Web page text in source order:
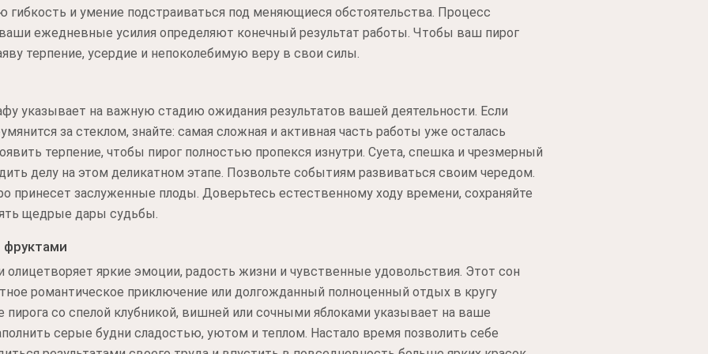
гибкость и умение подстраиваться под меняющиеся обстоятельства. Процесс
ежедневные усилия определяют конечный результат работы. Чтобы ваш пирог
терпение, усердие и непоколебимую веру в свои силы.
указывает на важную стадию ожидания результатов вашей деятельности. Если
за стеклом, знайте: самая сложная и активная часть работы уже осталась
терпение, чтобы пирог полностью пропекся изнутри. Суета, спешка и чрезмерный
делу на этом деликатном этапе. Позвольте событиям развиваться своим чередом.
принесет заслуженные плоды. Доверьтесь естественному ходу времени, сохраняйте
щедрые дары судьбы.
фруктами
яркие эмоции, радость жизни и чувственные удовольствия. Этот сон
романтическое приключение или долгожданный полноценный отдых в кругу
со спелой клубникой, вишней или сочными яблоками указывает на ваше
серые будни сладостью, уютом и теплом. Настало время позволить себе